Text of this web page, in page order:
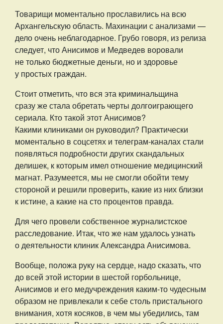
Товарищи моментально прославились на всю
Архангельскую область. Махинации с анализами —
дело очень неблагодарное. Грубо говоря, из релиза
следует, что Анисимов и Медведев воровали
не только бюджетные деньги, но и здоровье
у простых граждан.
Стоит отметить, что вся эта криминальщина
сразу же стала обретать черты долгоиграющего
сериала. Кто такой этот Анисимов?
Какими клиниками он руководил? Практически
моментально в соцсетях и телеграм-каналах стали
появляться подробности других скандальных
делишек, к которым имел отношение медицинский
магнат. Разумеется, мы не смогли обойти тему
стороной и решили проверить, какие из них близки
к истине, а какие на сто процентов правда.
Для чего провели собственное журналистское
расследование. Итак, что же нам удалось узнать
о деятельности клиник Александра Анисимова.
Вообще, положа руку на сердце, надо сказать, что
до всей этой истории в шестой горбольнице,
Анисимов и его медучреждения каким-то чудесным
образом не привлекали к себе столь пристального
внимания, хотя косяков, в чем мы убедились, там